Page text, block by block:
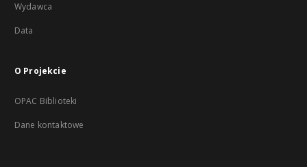
Wydawca
Data
O Projekcie
OPAC Biblioteki
Dane kontaktowe